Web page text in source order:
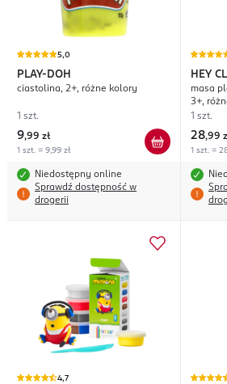
5,0
PLAY-DOH
ciastolina, 2+, różne kolory
1 szt.
9,99 zł
1 szt. = 9,99 zł
Niedostępny online
Sprawdź dostępność w
drogerii
HEY
masa
3+,
1 szt.
28,99
1 szt. =
4,7